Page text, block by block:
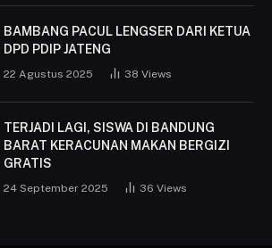
BAMBANG PACUL LENGSER DARI KETUA
DPD PDIP JATENG
22 Agustus 2025 38 Views
TERJADI LAGI, SISWA DI BANDUNG
BARAT KERACUNAN MAKAN BERGIZI
GRATIS
24 September 2025 36 Views